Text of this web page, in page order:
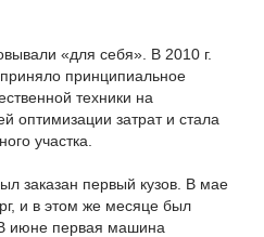
«для себя». В 2010 г.
принципиальное
техники на
оптимизации затрат и стала
участка.
заказан первый кузов. В мае
и в этом же месяце был
июне первая машина